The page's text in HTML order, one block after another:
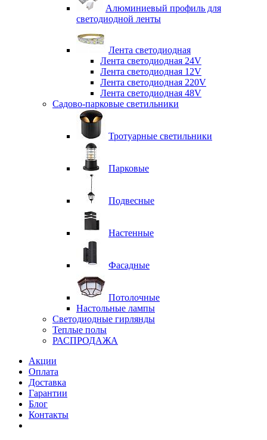
Алюминиевый профиль для
светодиодной ленты
Лента светодиодная
Лента светодиодная 24V
Лента светодиодная 12V
Лента светодиодная 220V
Лента светодиодная 48V
Садово-парковые светильники
Тротуарные светильники
Парковые
Подвесные
Настенные
Фасадные
Потолочные
Настольные лампы
Светодиодные гирлянды
Теплые полы
РАСПРОДАЖА
Акции
Оплата
Доставка
Гарантии
Блог
Контакты